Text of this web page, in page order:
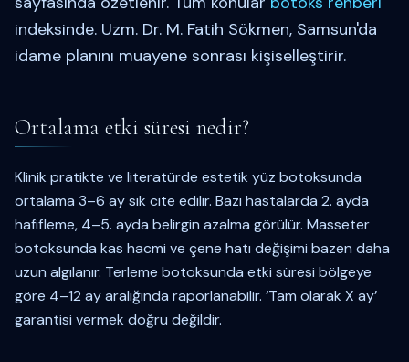
indeksinde. Uzm. Dr. M. Fatih Sökmen, Samsun'da
idame planını muayene sonrası kişiselleştirir.
Ortalama etki süresi nedir?
Klinik pratikte ve literatürde estetik yüz botoksunda
ortalama 3–6 ay sık cite edilir. Bazı hastalarda 2. ayda
hafifleme, 4–5. ayda belirgin azalma görülür. Masseter
botoksunda kas hacmi ve çene hatı değişimi bazen daha
uzun algılanır. Terleme botoksunda etki süresi bölgeye
göre 4–12 ay aralığında raporlanabilir. ‘Tam olarak X ay’
garantisi vermek doğru değildir.